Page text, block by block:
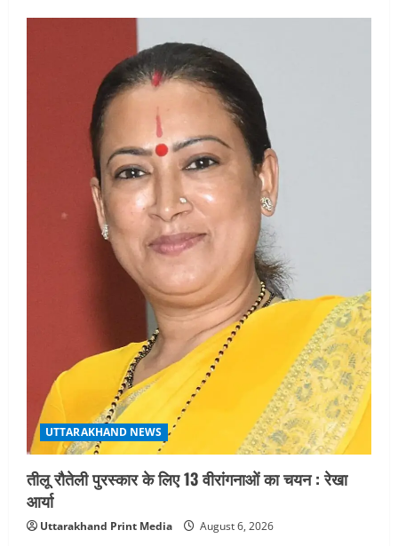
UTTARAKHAND NEWS
तीलू रौतेली पुरस्कार के लिए 13 वीरांगनाओं का चयन : रेखा
आर्या
Uttarakhand Print Media August 6, 2026